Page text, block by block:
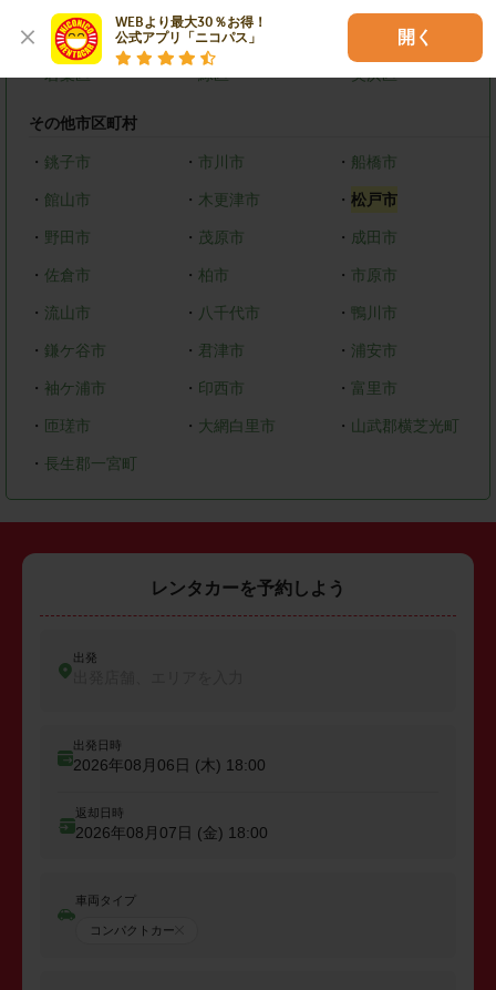
WEBより最大30％お得！
公式アプリ「ニコパス」
開く
・ 中央区 ・花見川区
・若葉区 ・緑区 ・美浜区
その他市区町村
・ 銚子市 ・ 市川市 ・ 船橋市
・ 館山市 ・ 木更津市 ・松戸市
・ 野田市 ・ 茂原市 ・ 成田市
・ 佐倉市 ・ 柏市 ・ 市原市
・ 流山市 ・ 八千代市 ・ 鴨川市
・ 鎌ケ谷市 ・ 君津市 ・ 浦安市
・ 袖ケ浦市 ・ 印西市 ・ 富里市
・ 匝瑳市 ・ 大網白里市 ・ 山武郡横芝光町
・ 長生郡一宮町
レンタカーを予約しよう
出発
出発日時
2026年08月06日 (木) 18:00
返却日時
2026年08月07日 (金) 18:00
車両タイプ
コンパクトカー